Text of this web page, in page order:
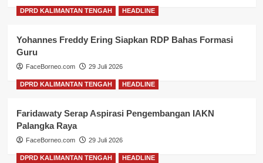
DPRD KALIMANTAN TENGAH HEADLINE
Yohannes Freddy Ering Siapkan RDP Bahas Formasi
Guru
FaceBorneo.com 29 Juli 2026
DPRD KALIMANTAN TENGAH HEADLINE
Faridawaty Serap Aspirasi Pengembangan IAKN
Palangka Raya
FaceBorneo.com 29 Juli 2026
DPRD KALIMANTAN TENGAH HEADLINE